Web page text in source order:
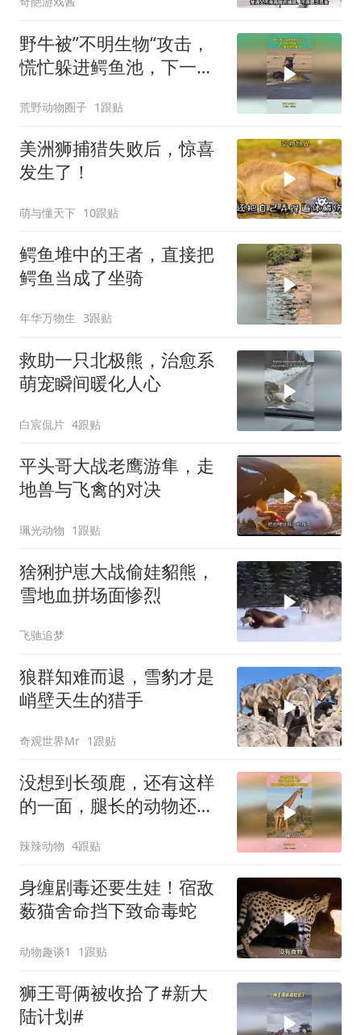
野牛被”不明生物“攻击，
慌忙躲进鳄鱼池，下一幕
荒野动物圈子 1跟贴
美洲狮捕猎失败后，惊喜
发生了！
萌与懂天下 10跟贴
鳄鱼堆中的王者，直接把
鳄鱼当成了坐骑
年华万物生 3跟贴
救助一只北极熊，治愈系
萌宠瞬间暖化人心
白宸侃片 4跟贴
平头哥大战老鹰游隼，走
地兽与飞禽的对决
珮光动物 1跟贴
猞猁护崽大战偷娃貂熊，
雪地血拼场面惨烈
飞驰追梦
狼群知难而退，雪豹才是
峭壁天生的猎手
奇观世界Mr 1跟贴
没想到长颈鹿，还有这样
的一面，腿长的动物还是
辣辣动物 4跟贴
身缠剧毒还要生娃！宿敌
薮猫舍命挡下致命毒蛇
动物趣谈1 1跟贴
狮王哥俩被收拾了#新大
陆计划#